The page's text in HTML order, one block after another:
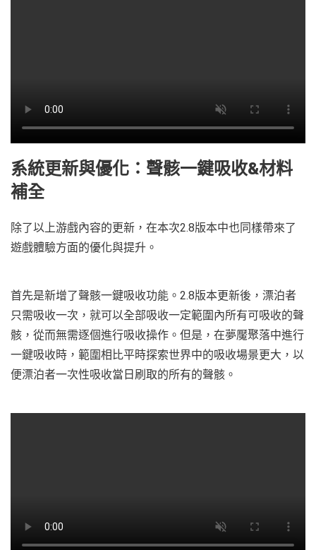
系統更新與優化：聲骸一鍵吸收&材料
補全
除了以上游戲內容的更新，在本次2.8版本中也同樣帶來了
遊戲體驗方面的優化與提升。
首先是新增了聲骸一鍵吸收功能。2.8版本更新後，漂泊者
只需吸收一次，就可以全部吸收一定範圍內所有可吸收的聲
骸，從而無需逐個進行吸收操作。但是，在夢魘聚落中進行
一鍵吸收時，範圍相比平時探索世界中的吸收場景更大，以
便漂泊者一次性吸收當日刷取的所有的聲骸。